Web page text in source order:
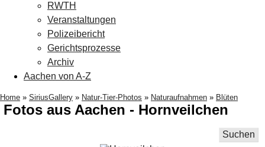
RWTH
Veranstaltungen
Polizeibericht
Gerichtsprozesse
Archiv
Aachen von A-Z
Home » SiriusGallery » Natur-Tier-Photos » Naturaufnahmen » Blüten
Fotos aus Aachen - Hornveilchen
Suchen